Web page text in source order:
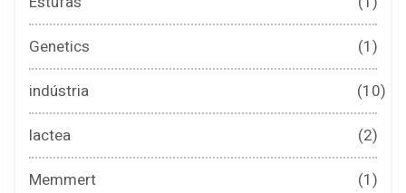
Genetics
(1)
indústria
(10)
lactea
(2)
Memmert
(1)